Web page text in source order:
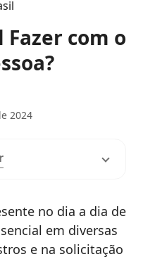
Fazer com o
2024
no dia a dia de
em diversas
e na solicitação